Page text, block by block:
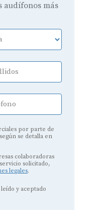
audífonos más
por parte de
se detalla en
colaboradoras
solicitado,
legales.
y aceptado